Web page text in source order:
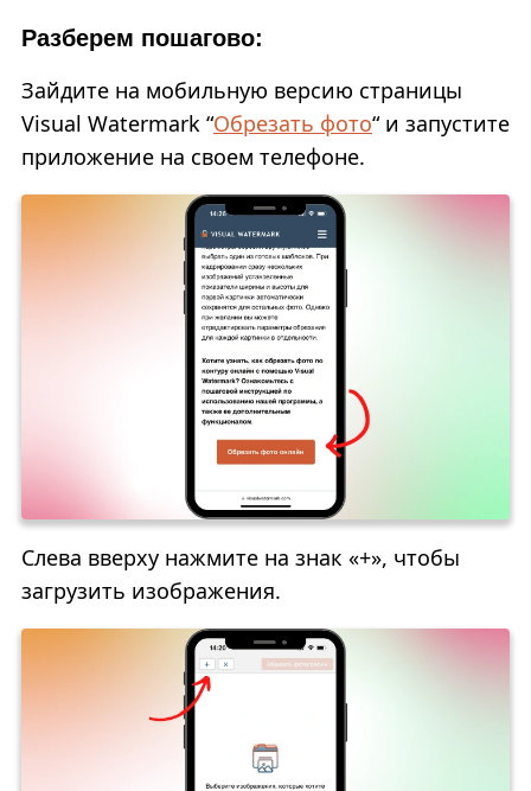
Разберем пошагово:
Зайдите на мобильную версию страницы
Visual Watermark “Обрезать фото“ и запустите
приложение на своем телефоне.
Слева вверху нажмите на знак «+», чтобы
загрузить изображения.